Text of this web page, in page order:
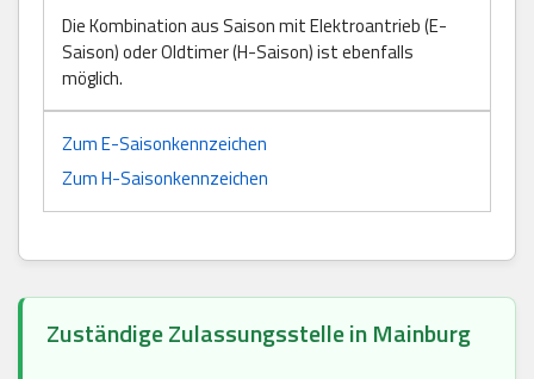
Die Kombination aus Saison mit Elektroantrieb (E-
Saison) oder Oldtimer (H-Saison) ist ebenfalls
möglich.
Zum E-Saisonkennzeichen
Zum H-Saisonkennzeichen
Zuständige Zulassungsstelle in Mainburg